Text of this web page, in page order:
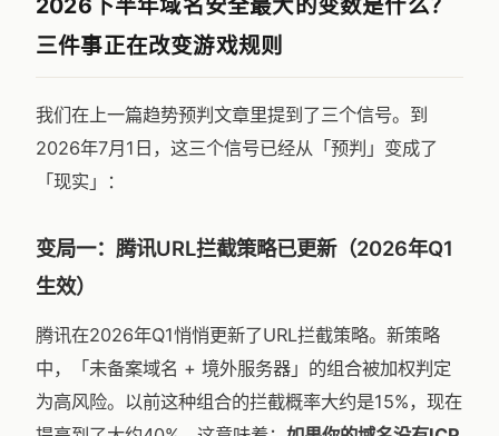
2026下半年域名安全最大的变数是什么？
三件事正在改变游戏规则
我们在上一篇趋势预判文章里提到了三个信号。到
2026年7月1日，这三个信号已经从「预判」变成了
「现实」：
变局一：腾讯URL拦截策略已更新（2026年Q1
生效）
腾讯在2026年Q1悄悄更新了URL拦截策略。新策略
中，「未备案域名 + 境外服务器」的组合被加权判定
为高风险。以前这种组合的拦截概率大约是15%，现在